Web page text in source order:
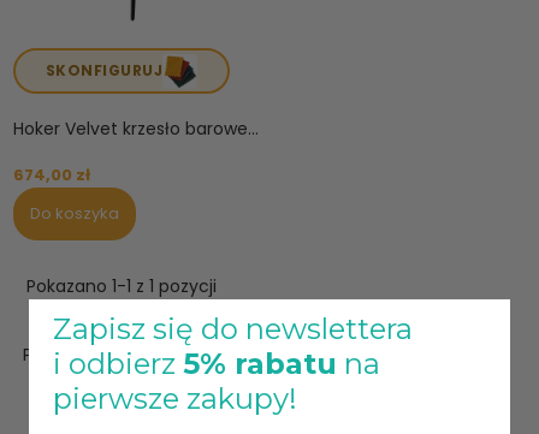
SKONFIGURUJ
Hoker Velvet krzesło barowe...
674,00 zł
Do koszyka
Pokazano 1-1 z 1 pozycji
Powrót do góry 
Zapisz się do newslettera
i odbierz 5% rabatu na
pierwsze zakupy!